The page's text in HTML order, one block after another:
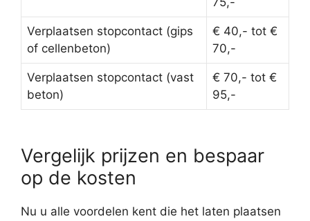
Verplaatsen stopcontact (gips
of cellenbeton)
€ 40,- tot €
70,-
Verplaatsen stopcontact (vast
beton)
€ 70,- tot €
95,-
Vergelijk prijzen en bespaar
op de kosten
Nu u alle voordelen kent die het laten plaatsen